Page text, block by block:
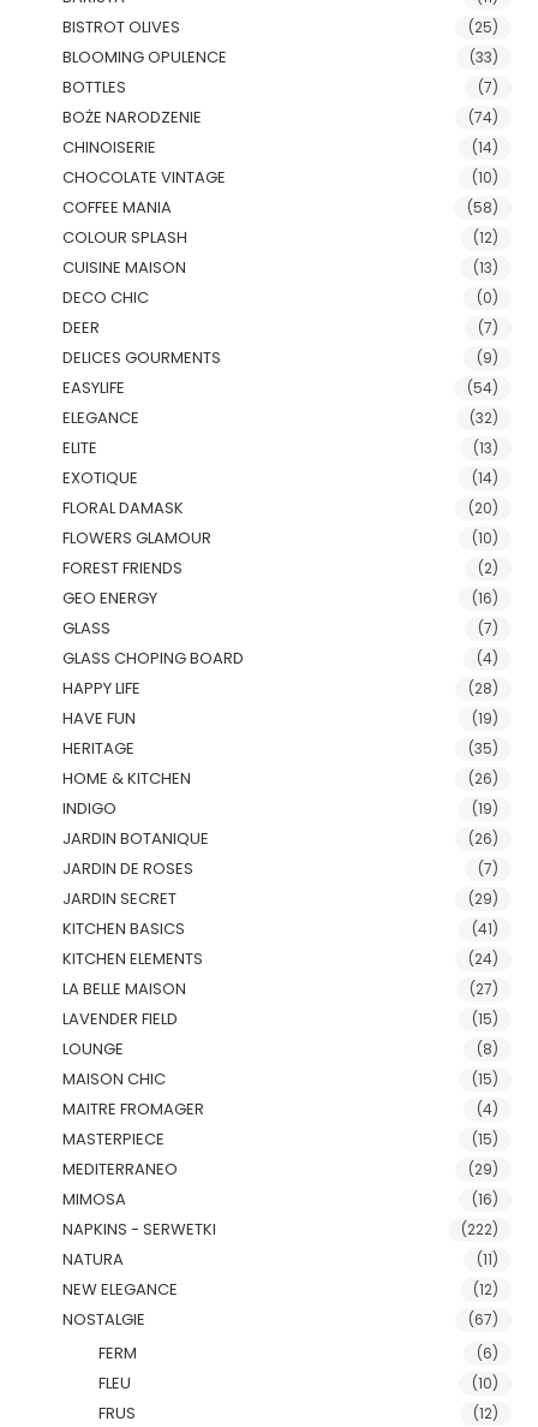
BISTROT OLIVES (25)
BLOOMING OPULENCE (33)
BOTTLES (7)
BOŻE NARODZENIE (74)
CHINOISERIE (14)
CHOCOLATE VINTAGE (10)
COFFEE MANIA (58)
COLOUR SPLASH (12)
CUISINE MAISON (13)
DECO CHIC (0)
DEER (7)
DELICES GOURMENTS (9)
EASYLIFE (54)
ELEGANCE (32)
ELITE (13)
EXOTIQUE (14)
FLORAL DAMASK (20)
FLOWERS GLAMOUR (10)
FOREST FRIENDS (2)
GEO ENERGY (16)
GLASS (7)
GLASS CHOPING BOARD (4)
HAPPY LIFE (28)
HAVE FUN (19)
HERITAGE (35)
HOME & KITCHEN (26)
INDIGO (19)
JARDIN BOTANIQUE (26)
JARDIN DE ROSES (7)
JARDIN SECRET (29)
KITCHEN BASICS (41)
KITCHEN ELEMENTS (24)
LA BELLE MAISON (27)
LAVENDER FIELD (15)
LOUNGE (8)
MAISON CHIC (15)
MAITRE FROMAGER (4)
MASTERPIECE (15)
MEDITERRANEO (29)
MIMOSA (16)
NAPKINS - SERWETKI (222)
NATURA (11)
NEW ELEGANCE (12)
NOSTALGIE (67)
FERM (6)
FLEU (10)
FRUS (12)